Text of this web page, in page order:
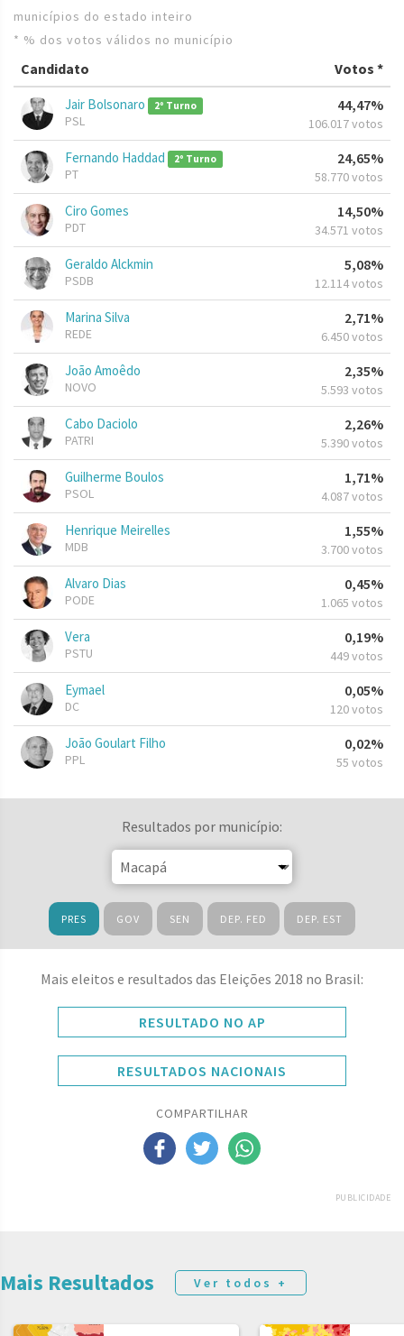
municípios do estado inteiro
* % dos votos válidos no município
Candidato Votos *
Jair Bolsonaro 2º Turno
PSL
44,47%
106.017 votos
Fernando Haddad 2º Turno
PT
24,65%
58.770 votos
Ciro Gomes
PDT
14,50%
34.571 votos
Geraldo Alckmin
PSDB
5,08%
12.114 votos
Marina Silva
REDE
2,71%
6.450 votos
João Amoêdo
NOVO
2,35%
5.593 votos
Cabo Daciolo
PATRI
2,26%
5.390 votos
Guilherme Boulos
PSOL
1,71%
4.087 votos
Henrique Meirelles
MDB
1,55%
3.700 votos
Alvaro Dias
PODE
0,45%
1.065 votos
Vera
PSTU
0,19%
449 votos
Eymael
DC
0,05%
120 votos
João Goulart Filho
PPL
0,02%
55 votos
Resultados por município:
PRES GOV SEN DEP. FED DEP. EST
Mais eleitos e resultados das Eleições 2018 no Brasil:
RESULTADO NO AP
RESULTADOS NACIONAIS
COMPARTILHAR
PUBLICIDADE
Mais Resultados Ver todos +